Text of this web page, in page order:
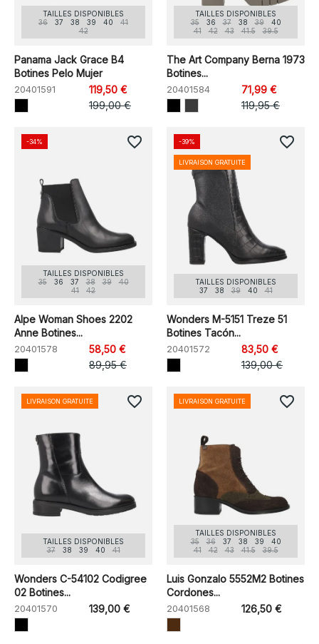
TAILLES DISPONIBLES
36
37 38 39 40
41
42
Panama Jack Grace B4
Botines Pelo Mujer
20401591
119,50 €
199,00 €
TAILLES DISPONIBLES
35
36 37 38 39
40
41
42 43 41.5 39.5
The Art Company Berna 1973
Botines...
20401584
71,99 €
119,95 €
TAILLES DISPONIBLES
35
36 37 38 39
40
41
42
Alpe Woman Shoes 2202
Anne Botines...
20401578
58,50 €
89,95 €
-34% favorite_border
TAILLES DISPONIBLES
37
38 39 40 41
Wonders M-5151 Treze 51
Botines Tacón...
20401572
83,50 €
139,00 €
-39%
LIVRAISON GRATUITE
favorite_border
TAILLES DISPONIBLES
37
38 39 40 41
Wonders C-54102 Codigree
02 Botines...
20401570 139,00 €
LIVRAISON GRATUITE favorite_border
TAILLES DISPONIBLES
35
36 37 38 39
40
41
42 43 41.5 39.5
Luis Gonzalo 5552M2 Botines
Cordones...
20401568 126,50 €
LIVRAISON GRATUITE favorite_border